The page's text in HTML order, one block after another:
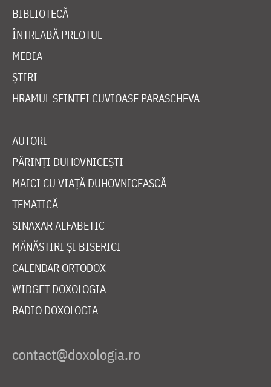
BIBLIOTECĂ
ÎNTREABĂ PREOTUL
MEDIA
ȘTIRI
HRAMUL SFINTEI CUVIOASE PARASCHEVA
AUTORI
PĂRINȚI DUHOVNICEȘTI
MAICI CU VIAȚĂ DUHOVNICEASCĂ
TEMATICĂ
SINAXAR ALFABETIC
MĂNĂSTIRI ȘI BISERICI
CALENDAR ORTODOX
WIDGET DOXOLOGIA
RADIO DOXOLOGIA